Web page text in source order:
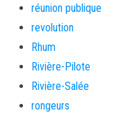
réunion publique
revolution
Rhum
Rivière-Pilote
Rivière-Salée
rongeurs